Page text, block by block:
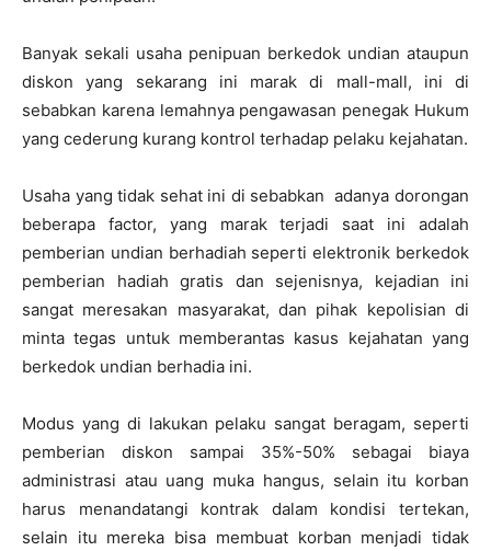
Banyak sekali usaha penipuan berkedok undian ataupun
diskon yang sekarang ini marak di mall-mall, ini di
sebabkan karena lemahnya pengawasan penegak Hukum
yang cederung kurang kontrol terhadap pelaku kejahatan.
Usaha yang tidak sehat ini di sebabkan adanya dorongan
beberapa factor, yang marak terjadi saat ini adalah
pemberian undian berhadiah seperti elektronik berkedok
pemberian hadiah gratis dan sejenisnya, kejadian ini
sangat meresakan masyarakat, dan pihak kepolisian di
minta tegas untuk memberantas kasus kejahatan yang
berkedok undian berhadia ini.
Modus yang di lakukan pelaku sangat beragam, seperti
pemberian diskon sampai 35%-50% sebagai biaya
administrasi atau uang muka hangus, selain itu korban
harus menandatangi kontrak dalam kondisi tertekan,
selain itu mereka bisa membuat korban menjadi tidak